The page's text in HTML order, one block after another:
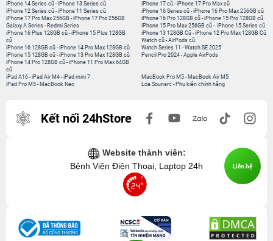
iPhone 14 Series cũ -iPhone 13 Series cũ
iPhone 12 Series cũ -iPhone 11 Series cũ
iPhone 17 Pro Max 256GB -iPhone 17 Pro 256GB
Galaxy A Series - Redmi Series
iPhone 17 cũ-iPhone 17 Pro Max cũ
iPhone 16 Series cũ- iPhone 16 Pro Max 256GB cũ
iPhone 16 Pro 128GB cũ-iPhone 15 Pro 128GB cũ
iPhone 15 Pro Max 256GB cũ- iPhone 15 Series cũ
iPhone 16 Plus 128GB cũ -iPhone 15 Plus 128GB
cũ
iPhone 16 128GB cũ -iPhone 14 Pro Max 128GB cũ
iPhone 15 128GB cũ -iPhone 13 Pro Max 128GB cũ
iPhone 14 Pro 128GB cũ -iPhone 11 Pro Max 64GB
cũ
iPhone 13 128GB Cũ-iPhone 12 Pro Max 128GB Cũ
Watch cũ-AirPods cũ
Watch Series 11 -Watch SE 2025
Pencil Pro 2024-Apple AirPods
iPad A16 -iPad Air M4 -iPad mini 7
iPad Pro M5 - MacBook Neo
MacBook Pro M5- MacBook Air M5
Loa Sounarc- Phụ kiện chính hãng
Kết nối 24hStore
Website thành viên:
Bệnh Viện Điện Thoại, Laptop 24h
Liên hệ